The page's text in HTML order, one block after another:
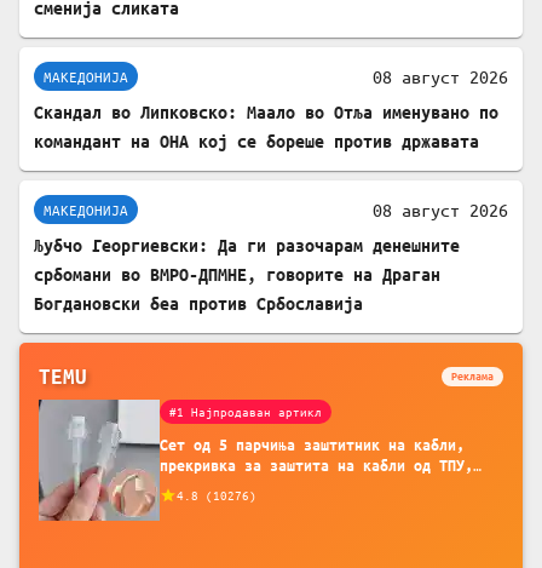
сменија сликата
МАКЕДОНИЈА 08 август 2026
Скандал во Липковско: Маало во Отља именувано по
командант на ОНА кој се бореше против државата
МАКЕДОНИЈА 08 август 2026
Љубчо Георгиевски: Да ги разочарам денешните
србомани во ВМРО-ДПМНЕ, говорите на Драган
Богдановски беа против Србославија
TEMU Реклама
#1 Најпродаван артикл
Сет од 5 парчиња заштитник на кабли,
прекривка за заштита на кабли од ТПУ,
додатоци за заштита на кабли, без
батерија, за мобилни телефони, комплет
4.8 ( 10276)